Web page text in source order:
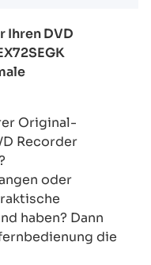
Ihren DVD
Original-
Recorder
oder
haben? Dann
die